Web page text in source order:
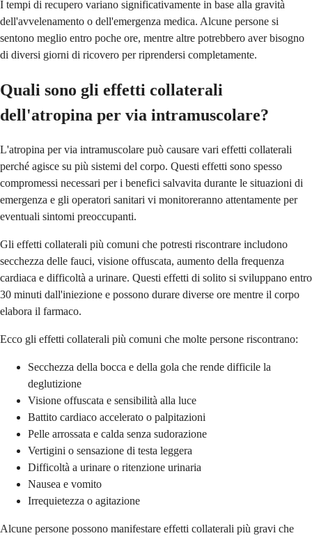
I tempi di recupero variano significativamente in base alla gravità
dell'avvelenamento o dell'emergenza medica. Alcune persone si
sentono meglio entro poche ore, mentre altre potrebbero aver bisogno
di diversi giorni di ricovero per riprendersi completamente.
Quali sono gli effetti collaterali
dell'atropina per via intramuscolare?
L'atropina per via intramuscolare può causare vari effetti collaterali
perché agisce su più sistemi del corpo. Questi effetti sono spesso
compromessi necessari per i benefici salvavita durante le situazioni di
emergenza e gli operatori sanitari vi monitoreranno attentamente per
eventuali sintomi preoccupanti.
Gli effetti collaterali più comuni che potresti riscontrare includono
secchezza delle fauci, visione offuscata, aumento della frequenza
cardiaca e difficoltà a urinare. Questi effetti di solito si sviluppano entro
30 minuti dall'iniezione e possono durare diverse ore mentre il corpo
elabora il farmaco.
Ecco gli effetti collaterali più comuni che molte persone riscontrano:
Secchezza della bocca e della gola che rende difficile la
deglutizione
Visione offuscata e sensibilità alla luce
Battito cardiaco accelerato o palpitazioni
Pelle arrossata e calda senza sudorazione
Vertigini o sensazione di testa leggera
Difficoltà a urinare o ritenzione urinaria
Nausea e vomito
Irrequietezza o agitazione
Alcune persone possono manifestare effetti collaterali più gravi che